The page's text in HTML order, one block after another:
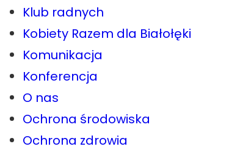
Klub radnych
Kobiety Razem dla Białołęki
Komunikacja
Konferencja
O nas
Ochrona środowiska
Ochrona zdrowia